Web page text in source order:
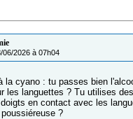
06/2026 à 07h04
la cyano : tu passes bien
les languettes ? Tu utilises
en contact avec les
?